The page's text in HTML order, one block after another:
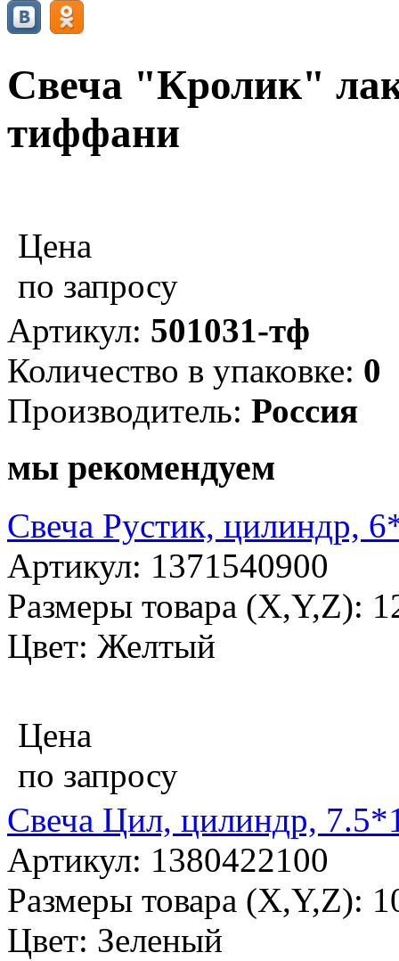
Свеча "Кролик"
тиффани
Цена
по запросу
Артикул: 501031-тф
Количество в упаковке: 0
Производитель: Россия
мы рекомендуем
Свеча Рустик, цилиндр,
Артикул: 1371540900
Размеры товара (X,Y,Z):
Цвет: Желтый
Цена
по запросу
Свеча Цил, цилиндр,
Артикул: 1380422100
Размеры товара (X,Y,Z):
Цвет: Зеленый